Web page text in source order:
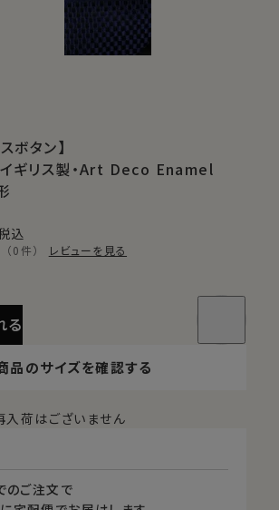
ボタン】
イギリス製・Art Deco Enamel
込
（0件） レビューを見る
る
品のサイズを確認する
入荷はございません
のご注文で